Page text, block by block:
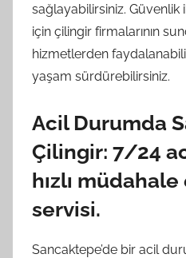
sağlayabilirsiniz. Güvenlik
için çilingir firmalarının
hizmetlerden
yaşam sürdürebilirsiniz.
Acil Durumda
Çilingir: 7/24
hızlı
servisi.
Sancaktepe’de bir acil